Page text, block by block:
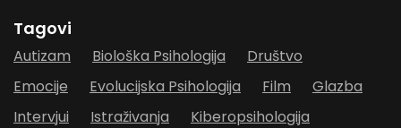
Tagovi
Autizam Biološka Psihologija
Društvo
Emocije
Evolucijska Psihologija Film
Glazba
Intervjui
Istraživanja
Kiberopsihologija